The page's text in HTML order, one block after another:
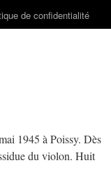
de confidentialité
1945 à Poissy. Dès
du violon. Huit